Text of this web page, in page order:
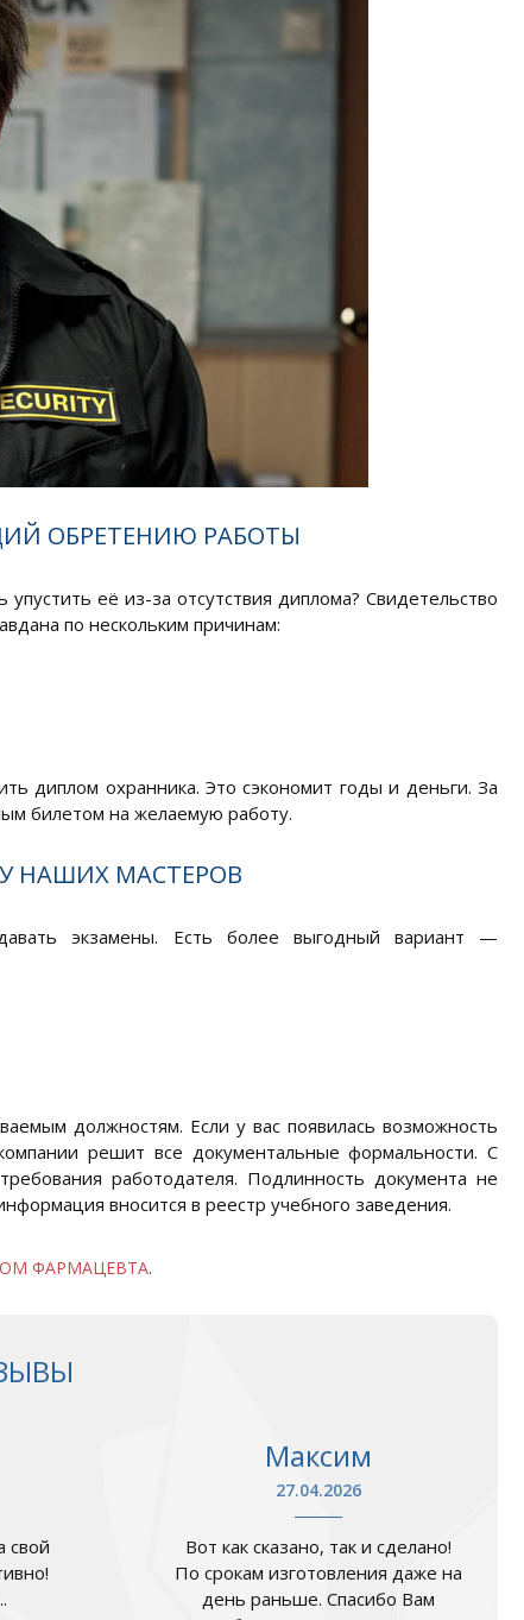
ОБРЕТЕНИЮ РАБОТЫ
её из-за отсутствия диплома? Свидетельство
по нескольким причинам:
диплом охранника. Это сэкономит годы и деньги. За
билетом на желаемую работу.
НАШИХ МАСТЕРОВ
экзамены. Есть более выгодный вариант —
должностям. Если у вас появилась возможность
решит все документальные формальности. С
работодателя. Подлинность документа не
вносится в реестр учебного заведения.
ФАРМАЦЕВТА.
свой
Максим
27.04.2026
Вот как сказано, так и сделано!
По срокам изготовления даже на
день раньше. Спасибо Вам